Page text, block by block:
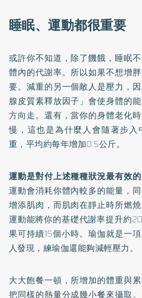
睡眠、運動都很重要
或許你不知道，除了饑餓，睡眠
體內的代謝率。所以如果不想增
要。減重的另一個敵人是壓力，
腺皮質素釋放因子」會使身體的
方向走。還有，當你的身體老化
慢，這也是為什麼人會隨著步
重，平均約每年增加0.5公斤。
運動是對付上述種種狀況最有效
運動會消耗你體內較多的能量，
增添肌肉，而肌肉在靜止時所燃燒
運動能將你的基礎代謝率提升約
果可持續15個小時。瑜伽就是一
人發現，練瑜伽還能夠減輕壓力。
大大飽餐一頓，所增加的體重與
把同樣的熱量分成幾小餐來攝取